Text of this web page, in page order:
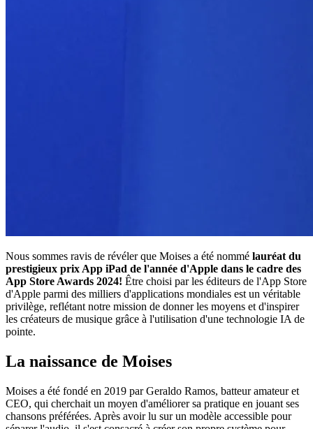
Nous sommes ravis de révéler que Moises a été nommé lauréat du
prestigieux prix App iPad de l'année d'Apple dans le cadre des
App Store Awards 2024! Être choisi par les éditeurs de l'App Store
d'Apple parmi des milliers d'applications mondiales est un véritable
privilège, reflétant notre mission de donner les moyens et d'inspirer
les créateurs de musique grâce à l'utilisation d'une technologie IA de
pointe.
La naissance de Moises
Moises a été fondé en 2019 par Geraldo Ramos, batteur amateur et
CEO, qui cherchait un moyen d'améliorer sa pratique en jouant ses
chansons préférées. Après avoir lu sur un modèle accessible pour